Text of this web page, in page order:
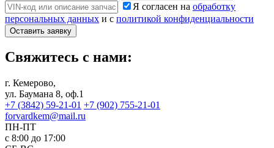
Я согласен на обработку
персональных данных и с политикой конфиденциальности
Оставить заявку
Свяжитесь с нами:
г. Кемерово,
ул. Баумана 8, оф.1
+7 (3842) 59-21-01 +7 (902) 755-21-01
forvardkem@mail.ru
ПН-ПТ
с 8:00 до 17:00